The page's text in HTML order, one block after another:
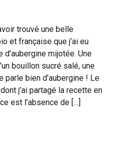
trouvé une belle
et française que j’ai eu
mijotée. Une
bouillon sucré salé, une
parle bien d’aubergine ! Le
j’ai partagé la recette en
est l’absence de […]